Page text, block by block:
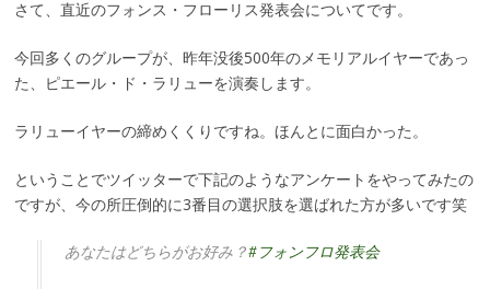
さて、直近のフォンス・フローリス発表会についてです。
今回多くのグループが、昨年没後500年のメモリアルイヤーであっ
た、ピエール・ド・ラリューを演奏します。
ラリューイヤーの締めくくりですね。ほんとに面白かった。
ということでツイッターで下記のようなアンケートをやってみたの
ですが、今の所圧倒的に3番目の選択肢を選ばれた方が多いです笑
あなたはどちらがお好み？#フォンフロ発表会